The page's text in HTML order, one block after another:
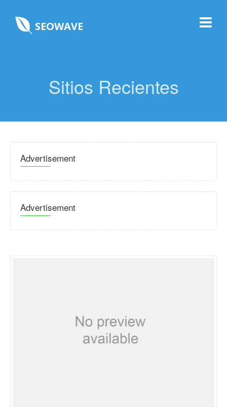
SEOWAVE
Sitios Recientes
Advertisement
Advertisement